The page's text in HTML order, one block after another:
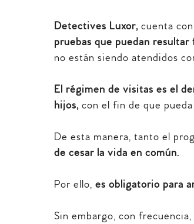
Detectives Luxor, cuenta con
pruebas que puedan resultar
no están siendo atendidos
El régimen de visitas es el
hijos, con el fin de que
De esta manera, tanto el
de cesar la vida en común.
Por ello, es obligatorio para
Sin embargo, con frecuencia,